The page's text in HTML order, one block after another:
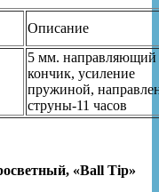
Описание
5 мм. направляющий
кончик, усиление
пружиной,
струны-11 часов
«Ball Tip»